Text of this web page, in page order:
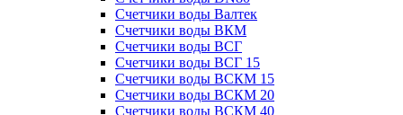
Счетчики воды Валтек
Счетчики воды ВКМ
Счетчики воды ВСГ
Счетчики воды ВСГ 15
Счетчики воды ВСКМ 15
Счетчики воды ВСКМ 20
Счетчики воды ВСКМ 40